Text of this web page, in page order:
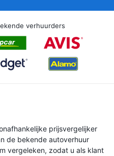
verhuurders
prijsvergelijker
de bekende autoverhuur
vergeleken, zodat u als klant